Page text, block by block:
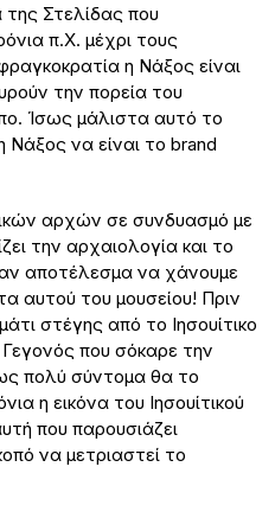
Στελίδας που
π.Χ. μέχρι τους
η Νάξος είναι
την πορεία του
Ίσως μάλιστα αυτό το
Νάξος να είναι το brand
αρχών σε συνδυασμό με
την αρχαιολογία και το
αποτέλεσμα να χάνουμε
αυτού του μουσείου! Πριν
στέγης από το Ιησουίτικο
που σόκαρε την
πολύ σύντομα θα το
η εικόνα του Ιησουίτικού
που παρουσιάζει
να μετριαστεί το